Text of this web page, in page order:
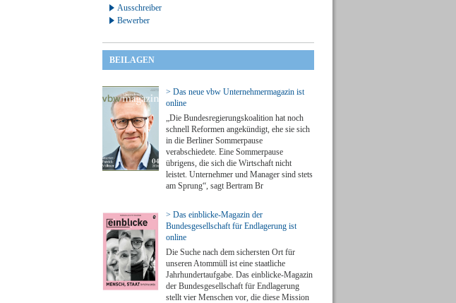
Ausschreiber
Bewerber
BEILAGEN
> Das neue vbw Unternehmermagazin ist
online
„Die Bundesregierungskoalition hat noch
schnell Reformen angekündigt, ehe sie sich
in die Berliner Sommerpause
verabschiedete. Eine Sommerpause
übrigens, die sich die Wirtschaft nicht
leistet. Unternehmer und Manager sind stets
am Sprung“, sagt Bertram Br
> Das einblicke-Magazin der
Bundesgesellschaft für Endlagerung ist
online
Die Suche nach dem sichersten Ort für
unseren Atommüll ist eine staatliche
Jahrhundertaufgabe. Das einblicke-Magazin
der Bundesgesellschaft für Endlagerung
stellt vier Menschen vor, die diese Mission